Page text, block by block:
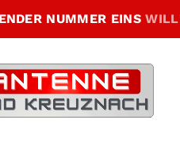
NUMMER EINS